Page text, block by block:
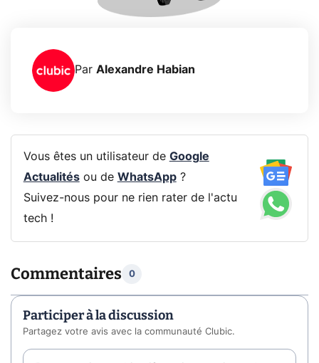
Par Alexandre Habian
Vous êtes un utilisateur de Google
Actualitésou de WhatsApp?
Suivez-nous pour ne rien rater de l'actu
tech !
Commentaires 0
Participer à la discussion
Partagez votre avis avec la communauté Clubic.